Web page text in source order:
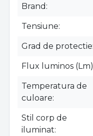
Brand
Tensiune
Grad de protectie
Flux luminos (Lm)
Temperatura de
culoare
Stil corp de
iluminat